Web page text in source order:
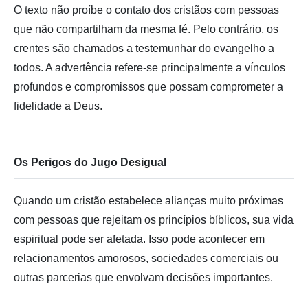
O texto não proíbe o contato dos cristãos com pessoas
que não compartilham da mesma fé. Pelo contrário, os
crentes são chamados a testemunhar do evangelho a
todos. A advertência refere-se principalmente a vínculos
profundos e compromissos que possam comprometer a
fidelidade a Deus.
Os Perigos do Jugo Desigual
Quando um cristão estabelece alianças muito próximas
com pessoas que rejeitam os princípios bíblicos, sua vida
espiritual pode ser afetada. Isso pode acontecer em
relacionamentos amorosos, sociedades comerciais ou
outras parcerias que envolvam decisões importantes.